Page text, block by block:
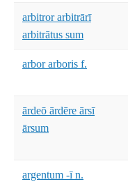
arbitror arbitrārī
arbitrātus sum
arbor arboris f.
ārdeō ārdēre ārsī
ārsum
argentum -ī n.